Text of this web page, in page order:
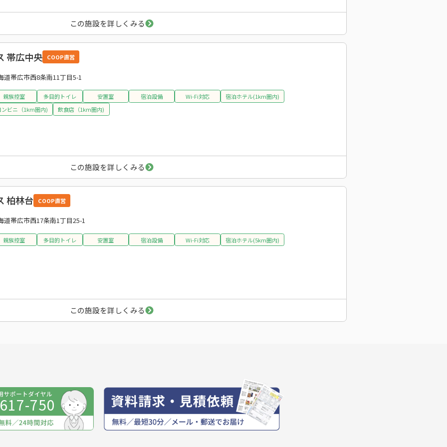
この施設を詳しくみる
帯広中央 COOP直営
道帯広市西8条南11丁目5-1
親族控室 多目的トイレ 安置室 宿泊設備 Wi-Fi対応
宿泊ホテル(1km圏内)
ンビニ（1km圏内)
飲食店（1km圏内)
この施設を詳しくみる
柏林台 COOP直営
道帯広市西17条南1丁目25-1
親族控室 多目的トイレ 安置室 宿泊設備 Wi-Fi対応 宿泊ホテル(5km圏内)
この施設を詳しくみる
750